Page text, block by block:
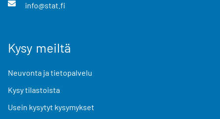
info@stat.fi
Kysy meiltä
Neuvonta ja tietopalvelu
Kysy tilastoista
Usein kysytyt kysymykset